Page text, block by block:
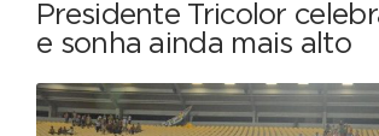
Presidente Tricolor
e sonha ainda mais alto